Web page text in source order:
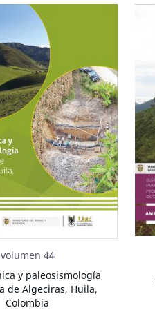
volumen 44
y paleosismología
de Algeciras, Huila,
Colombia